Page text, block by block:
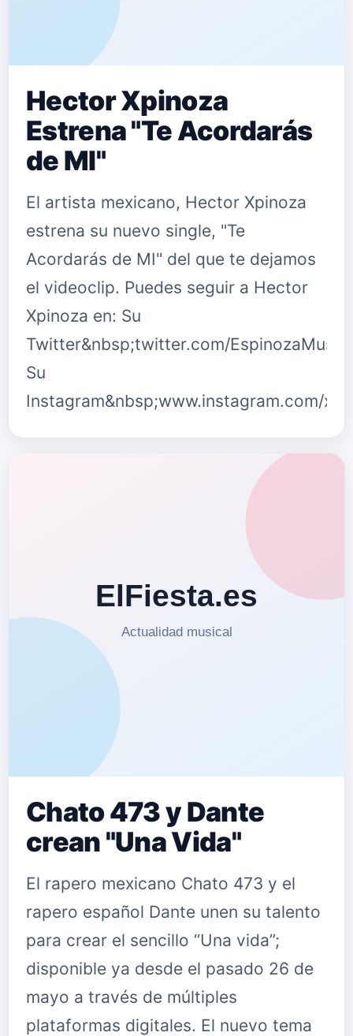
Hector Xpinoza
Estrena "Te Acordarás
de MI"
El artista mexicano, Hector Xpinoza
estrena su nuevo single, "Te
Acordarás de MI" del que te dejamos
el videoclip. Puedes seguir a Hector
Xpinoza en: Su
Twitter&nbsp;twitter.com/EspinozaMusic
Su
Instagram&nbsp;www.instagram.com/
Chato 473 y Dante
crean "Una Vida"
El rapero mexicano Chato 473 y el
rapero español Dante unen su talento
para crear el sencillo “Una vida”;
disponible ya desde el pasado 26 de
mayo a través de múltiples
plataformas digitales. El nuevo tema